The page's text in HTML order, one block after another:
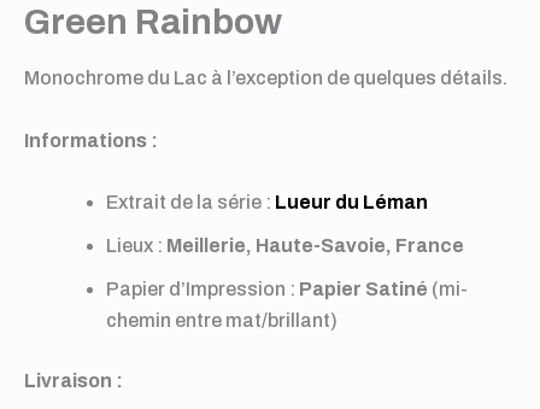
Green Rainbow
Monochrome du Lac à l’exception de quelques détails.
Informations :
Extrait de la série : Lueur du Léman
Lieux : Meillerie, Haute-Savoie, France
Papier d’Impression : Papier Satiné (mi-
chemin entre mat/brillant)
Livraison :